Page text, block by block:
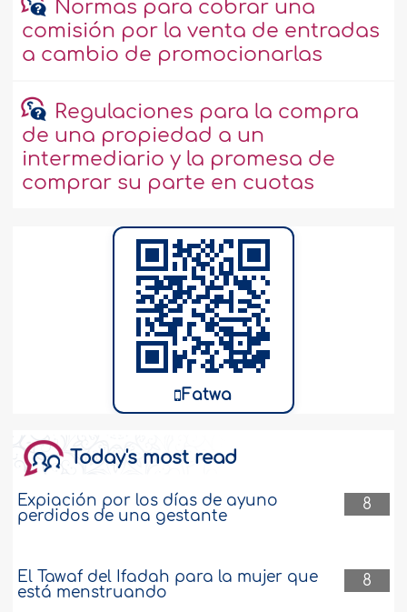
Normas para cobrar una
comisión por la venta de entradas
a cambio de promocionarlas
Regulaciones para la compra
de una propiedad a un
intermediario y la promesa de
comprar su parte en cuotas
Fatwa
Today's most read
8
Expiación por los días de ayuno
perdidos de una gestante
8
El Tawaf del Ifadah para la mujer que
está menstruando